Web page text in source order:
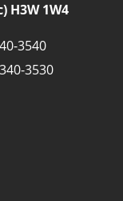
H3W 1W4
3540
3530